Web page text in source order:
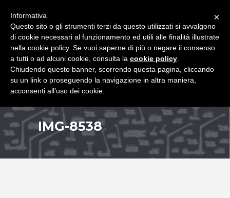
IMG-8538
×
Informativa
Questo sito o gli strumenti terzi da questo utilizzati si avvalgono
di cookie necessari al funzionamento ed utili alle finalità illustrate
nella cookie policy. Se vuoi saperne di più o negare il consenso
a tutti o ad alcuni cookie, consulta la cookie policy
Chiudendo questo banner, scorrendo questa pagina, cliccando
su un link o proseguendo la navigazione in altra maniera,
acconsenti all’uso dei cookie.